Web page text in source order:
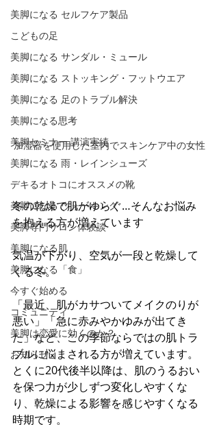
美脚になる セルフケア製品
こどもの足
美脚になる サンダル・ミュール
美脚になる ストッキング・フットウエア
美脚になる 足のトラブル解決
美脚になる思考
美脚セミナー 講演実績
美脚になる 雨・レインシューズ
デキるオトコにオススメの靴
美脚になる ウォーキング
美脚専門サロン体験談
美脚になる肌
美脚になる「食」
今すぐ始める
コミュニティ
美脚は恋愛に効くのか？
お知らせ
加湿器を使用した室内でスキンケア中の女性
冬の乾燥で肌がゆらぐ…そんなお悩み
を抱える方が増えています
気温が下がり、空気が一段と乾燥して
くる冬。
「最近、肌がカサついてメイクのりが
悪い」「急に赤みやかゆみが出てき
た」など、この季節ならではの肌トラ
ブルに悩まされる方が増えています。
とくに20代後半以降は、肌のうるおい
を保つ力が少しずつ変化しやすくな
り、乾燥による影響を感じやすくなる
時期です。